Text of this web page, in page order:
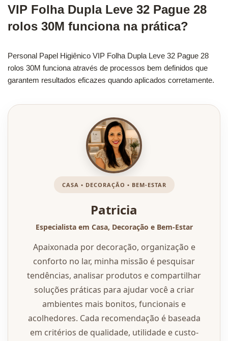
VIP Folha Dupla Leve 32 Pague 28
rolos 30M funciona na prática?
Personal Papel Higiênico VIP Folha Dupla Leve 32 Pague 28
rolos 30M funciona através de processos bem definidos que
garantem resultados eficazes quando aplicados corretamente.
CASA • DECORAÇÃO • BEM-ESTAR
Patricia
Especialista em Casa, Decoração e Bem-Estar
Apaixonada por decoração, organização e
conforto no lar, minha missão é pesquisar
tendências, analisar produtos e compartilhar
soluções práticas para ajudar você a criar
ambientes mais bonitos, funcionais e
acolhedores. Cada recomendação é baseada
em critérios de qualidade, utilidade e custo-